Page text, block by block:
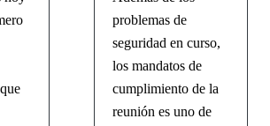
problemas de
seguridad en curso,
los mandatos de
cumplimiento de la
reunión es uno de